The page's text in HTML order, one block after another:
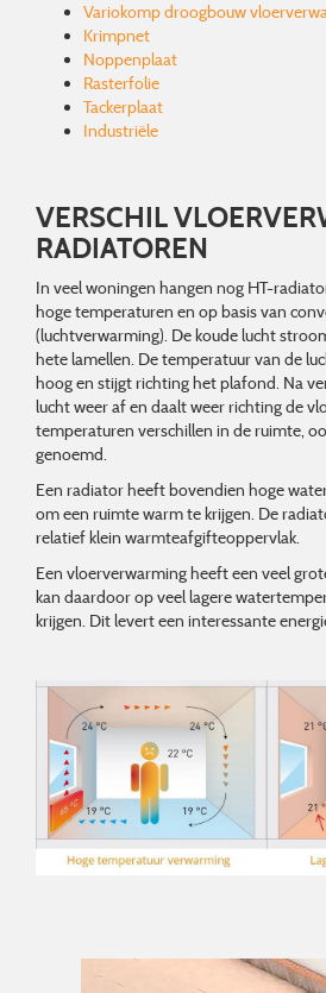
Variokomp droogbouw
Krimpnet
Noppenplaat
Rasterfolie
Tackerplaat
Industriële
VERSCHIL
RADIATOREN
In veel woningen hangen nog HT-
hoge temperaturen en op basis van
(luchtverwarming). De koude lucht
hete lamellen. De temperatuur van de
hoog en stijgt richting het plafond. Na
lucht weer af en daalt weer richting de
temperaturen verschillen in de ruimte,
genoemd.
Een radiator heeft bovendien hoge
om een ruimte warm te krijgen. De
relatief klein warmteafgifteoppervlak.
Een vloerverwarming heeft een veel
kan daardoor op veel lagere
krijgen. Dit levert een interessante